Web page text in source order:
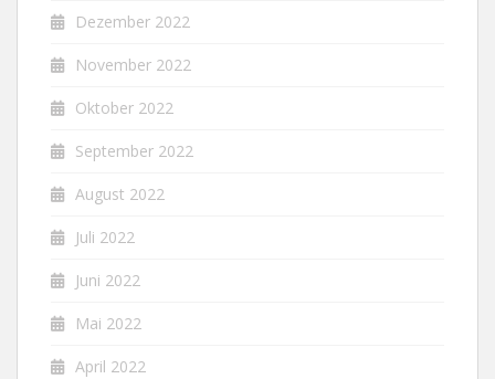
Dezember 2022
November 2022
Oktober 2022
September 2022
August 2022
Juli 2022
Juni 2022
Mai 2022
April 2022